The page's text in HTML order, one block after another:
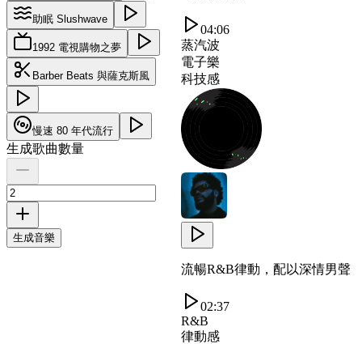
助眠 Slushwave
1992 電視購物之夢
Barber Beats 與薩克斯風
慢速 80 年代流行
生成歌曲數量
生成音樂
04:06
蒸汽波
電子樂
科技感
流暢R&B律動，配以深情男聲
02:37
R&B
律動感